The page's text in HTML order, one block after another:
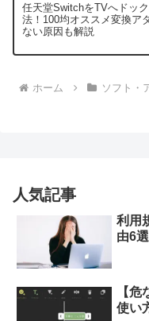
任天堂SwitchをTVへドッ
法！100均オススメ変換ア
ない原因も解説
ホーム ソフト・
人気記事
利用
由6
【
使い